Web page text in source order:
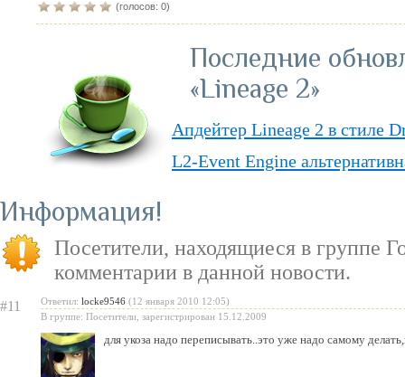
(голосов: 0)
Последние
«Lineage 2»
Апдейтер Lineage 2 в стиле
L2-Event Engine
бесплатную модель
«Испеки свою любовь» —
Святого Валентина
Информация
Посетители, находящиеся в группе
комментарии в данной новости.
#11 Ответил: locke9546 (12 января 2010 12:05)
В группе: Посетители, зарегистрирован 15.12.2009
для укоза надо переписывать..это уже надо самому